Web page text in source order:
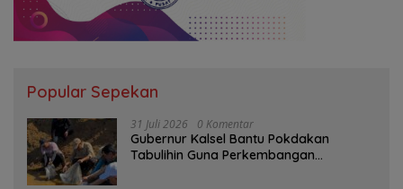
Popular Sepekan
31 Juli 2026 0 Komentar
Gubernur Kalsel Bantu Pokdakan
Tabulihin Guna Perkembangan